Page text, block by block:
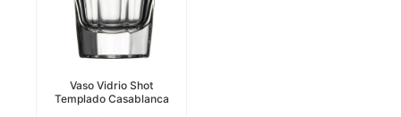
Vaso Vidrio Shot
Templado Casablanca